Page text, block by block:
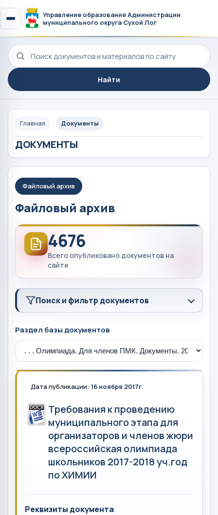
Управление образования Администрации
муниципального округа Сухой Лог
Поиск по сайту
Найти
Главная Документы
ДОКУМЕНТЫ
Файловый архив
Файловый архив
4676
Всего опубликовано документов на
сайте
Поиск и фильтр документов
Раздел базы документов
Дата публикации: 16 ноября 2017г.
Требования к проведению
муниципального этапа для
организаторов и членов жюри
всероссийская олимпиада
школьников 2017-2018 уч.год
по ХИМИИ
Реквизиты документа